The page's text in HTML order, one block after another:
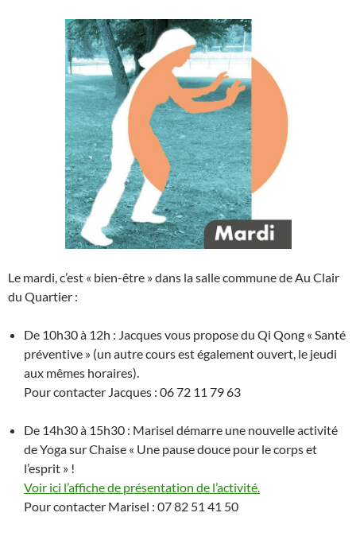
Le mardi, c’est « bien-être » dans la salle commune de Au Clair
du Quartier :
De 10h30 à 12h : Jacques vous propose du Qi Qong « Santé
préventive » (un autre cours est également ouvert, le jeudi
aux mêmes horaires).
Pour contacter Jacques : 06 72 11 79 63
De 14h30 à 15h30 : Marisel démarre une nouvelle activité
de Yoga sur Chaise « Une pause douce pour le corps et
l’esprit » !
Voir ici l’affiche de présentation de l’activité.
Pour contacter Marisel : 07 82 51 41 50